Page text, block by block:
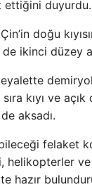
ettiğini duyurdu.
doğu
de ikinci düzey
kıyı ve
aksadı.
felaket
helikopterler
hazır